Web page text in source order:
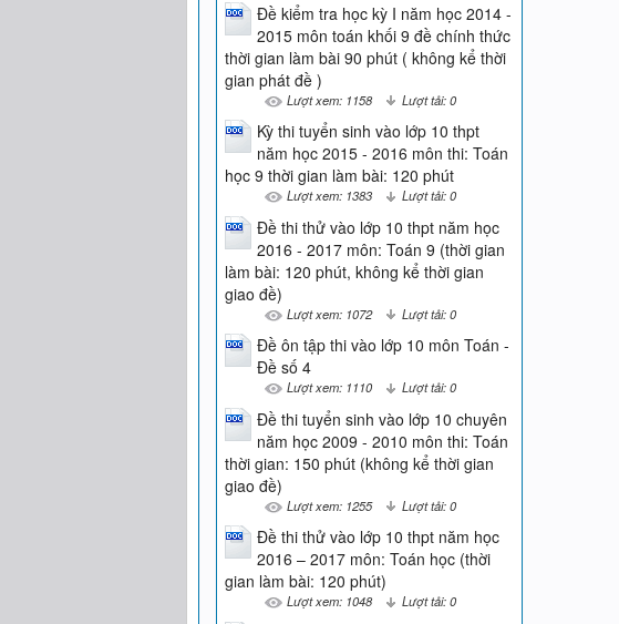
Đề kiểm tra học kỳ I năm học 2014 -
2015 môn toán khối 9 đề chính thức
thời gian làm bài 90 phút ( không kể thời
gian phát đề )
Lượt xem: 1158 Lượt tải: 0
Kỳ thi tuyển sinh vào lớp 10 thpt
năm học 2015 - 2016 môn thi: Toán
học 9 thời gian làm bài: 120 phút
Lượt xem: 1383 Lượt tải: 0
Đề thi thử vào lớp 10 thpt năm học
2016 - 2017 môn: Toán 9 (thời gian
làm bài: 120 phút, không kể thời gian
giao đề)
Lượt xem: 1072 Lượt tải: 0
Đề ôn tập thi vào lớp 10 môn Toán -
Đề số 4
Lượt xem: 1110 Lượt tải: 0
Đề thi tuyển sinh vào lớp 10 chuyên
năm học 2009 - 2010 môn thi: Toán
thời gian: 150 phút (không kể thời gian
giao đề)
Lượt xem: 1255 Lượt tải: 0
Đề thi thử vào lớp 10 thpt năm học
2016 – 2017 môn: Toán học (thời
gian làm bài: 120 phút)
Lượt xem: 1048 Lượt tải: 0